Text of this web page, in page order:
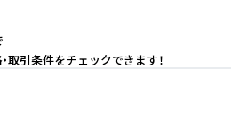
取引条件をチェックできます！